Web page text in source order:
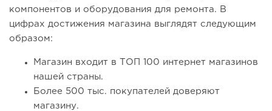
компонентов и оборудования для ремонта. В
цифрах достижения магазина выглядят следующим
образом:
Магазин входит в ТОП 100 интернет магазинов
нашей страны.
Более 500 тыс. покупателей доверяют
магазину.